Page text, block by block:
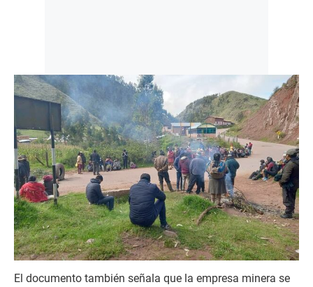
El documento también señala que la empresa minera se